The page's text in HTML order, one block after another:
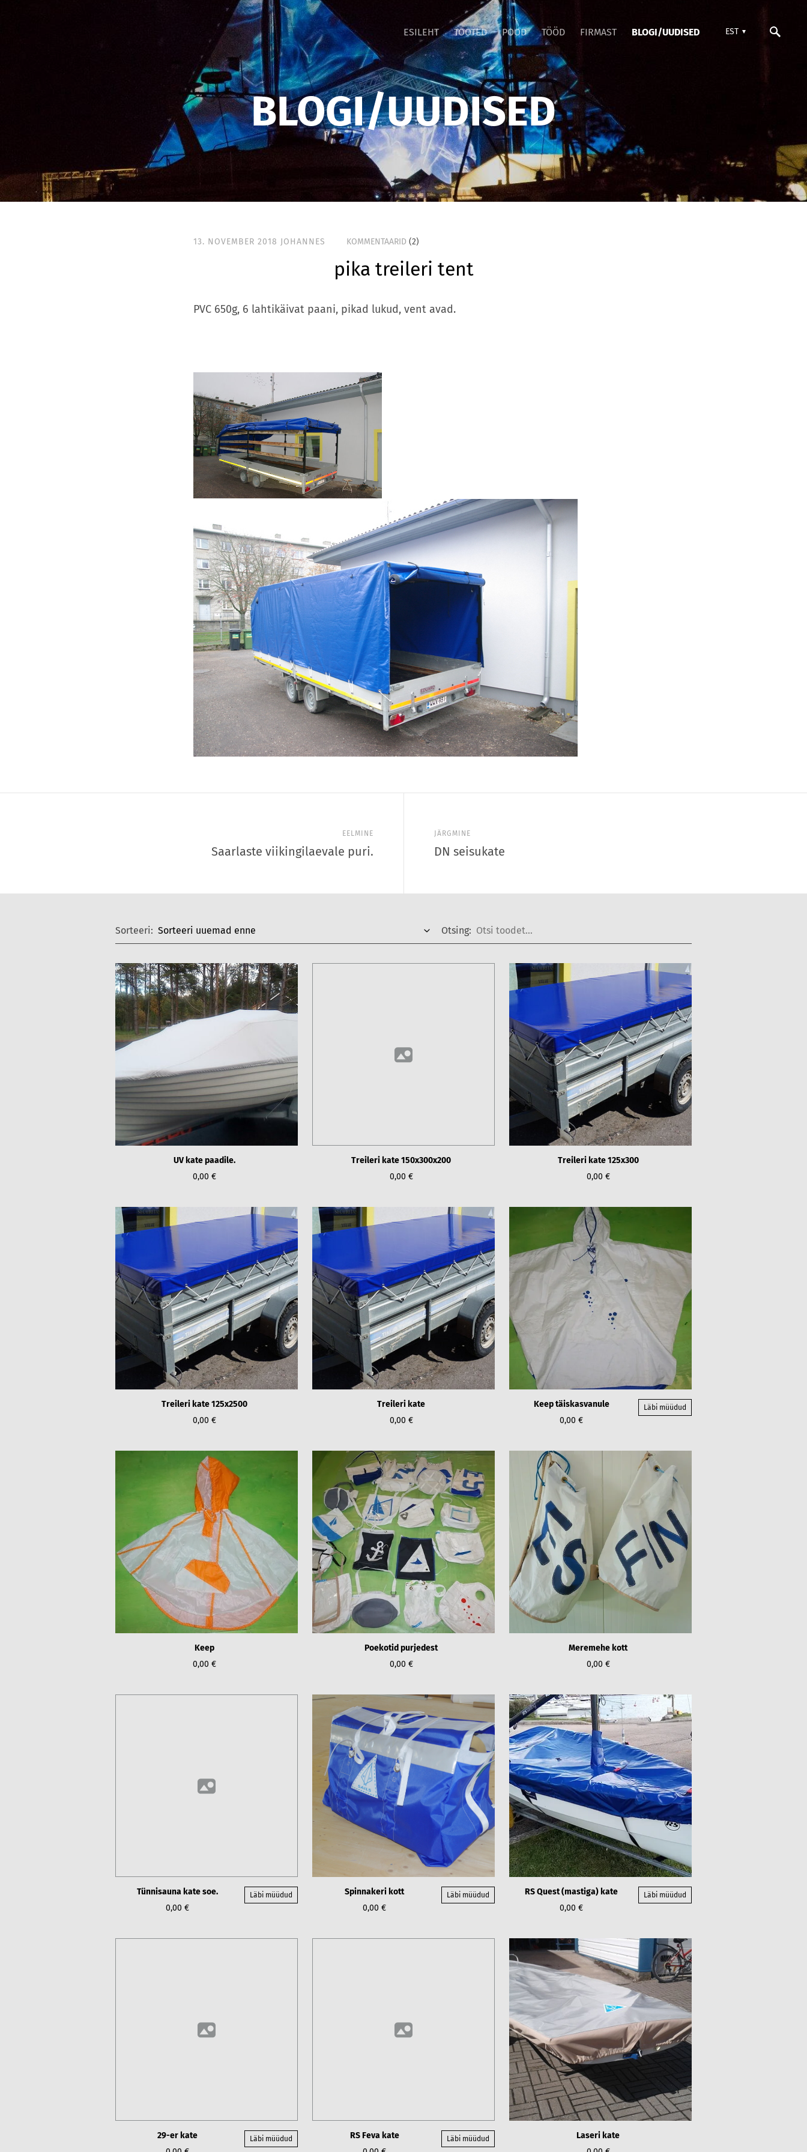
ESILEHT TOOTED POOD TÖÖD FIRMAST BLOGI/UUDISED EST
BLOGI/UUDISED
13. NOVEMBER 2018 JOHANNES KOMMENTAARID (2)
pika treileri tent
PVC 650g, 6 lahtikäivat paani, pikad lukud, vent avad.
EELMINE
Saarlaste viikingilaevale puri.
JÄRGMINE
DN seisukate
Sorteeri: Otsing:
UV kate paadile.
0,00 €
Treileri kate 150x300x200
0,00 €
Treileri kate 125x300
0,00 €
Treileri kate 125x2500
0,00 €
Treileri kate
0,00 €
Keep täiskasvanule
0,00 €
Läbi müüdud
Keep
0,00 €
Poekotid purjedest
0,00 €
Meremehe kott
0,00 €
Tünnisauna kate soe.
0,00 €
Läbi müüdud
Spinnakeri kott
0,00 €
Läbi müüdud
RS Quest (mastiga) kate
0,00 €
Läbi müüdud
29-er kate
Läbi müüdud
RS Feva kate
Läbi müüdud
Laseri kate